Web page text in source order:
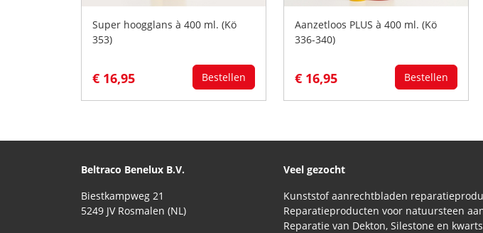
Super hoogglans à 400 ml. (Kö
353)
€ 16,95 Bestellen
Aanzetloos PLUS à 400 ml. (Kö
336-340)
€ 16,95 Bestellen
Beltraco Benelux B.V.
Biestkampweg 21
5249 JV Rosmalen (NL)
Veel gezocht